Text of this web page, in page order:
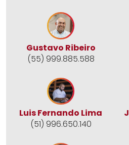
Gustavo Ribeiro
(55) 999.885.588
Luis Fernando Lima
(51) 996.650.140